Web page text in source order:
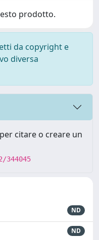
prodotto.
da copyright e
diversa
citare o creare un
ND
ND